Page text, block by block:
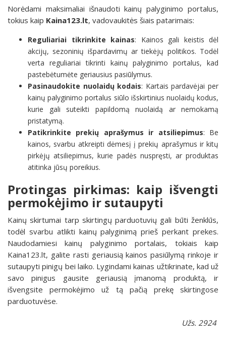
Norėdami maksimaliai išnaudoti kainų palyginimo portalus,
tokius kaip Kaina123.lt, vadovaukitės šiais patarimais:
Reguliariai tikrinkite kainas: Kainos gali keistis dėl
akcijų, sezoninių išpardavimų ar tiekėjų politikos. Todėl
verta reguliariai tikrinti kainų palyginimo portalus, kad
pastebėtumėte geriausius pasiūlymus.
Pasinaudokite nuolaidų kodais: Kartais pardavėjai per
kainų palyginimo portalus siūlo išskirtinius nuolaidų kodus,
kurie gali suteikti papildomą nuolaidą ar nemokamą
pristatymą.
Patikrinkite prekių aprašymus ir atsiliepimus: Be
kainos, svarbu atkreipti dėmesį į prekių aprašymus ir kitų
pirkėjų atsiliepimus, kurie padės nuspręsti, ar produktas
atitinka jūsų poreikius.
Protingas pirkimas: kaip išvengti
permokėjimo ir sutaupyti
Kainų skirtumai tarp skirtingų parduotuvių gali būti ženklūs,
todėl svarbu atlikti kainų palyginimą prieš perkant prekes.
Naudodamiesi kainų palyginimo portalais, tokiais kaip
Kaina123.lt, galite rasti geriausią kainos pasiūlymą rinkoje ir
sutaupyti pinigų bei laiko. Lygindami kainas užtikrinate, kad už
savo pinigus gausite geriausią įmanomą produktą, ir
išvengsite permokėjimo už tą pačią prekę skirtingose
parduotuvėse.
Užs. 2924